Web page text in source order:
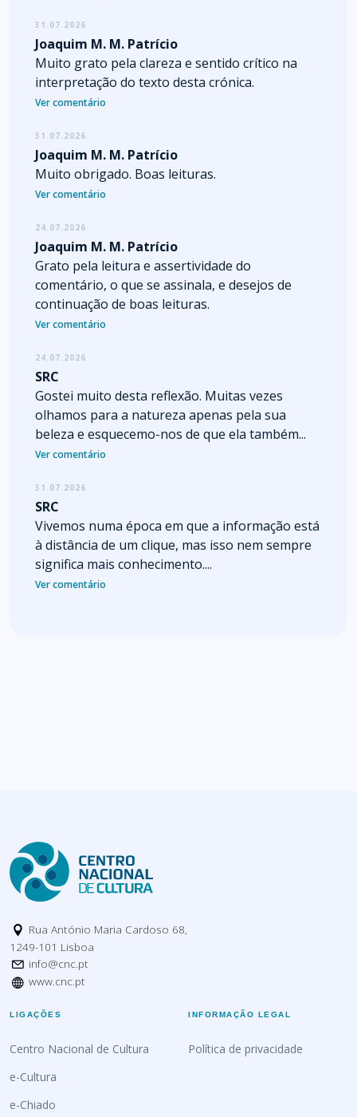
31.07.2026
Joaquim M. M. Patrício
Muito grato pela clareza e sentido crítico na
interpretação do texto desta crónica.
Ver comentário
31.07.2026
Joaquim M. M. Patrício
Muito obrigado. Boas leituras.
Ver comentário
24.07.2026
Joaquim M. M. Patrício
Grato pela leitura e assertividade do
comentário, o que se assinala, e desejos de
continuação de boas leituras.
Ver comentário
24.07.2026
SRC
Gostei muito desta reflexão. Muitas vezes
olhamos para a natureza apenas pela sua
beleza e esquecemo-nos de que ela também...
Ver comentário
31.07.2026
SRC
Vivemos numa época em que a informação está
à distância de um clique, mas isso nem sempre
significa mais conhecimento....
Ver comentário
Rua António Maria Cardoso 68,
1249-101 Lisboa
info@cnc.pt
www.cnc.pt
LIGAÇÕES
Centro Nacional de Cultura
e-Cultura
e-Chiado
INFORMAÇÃO LEGAL
Política de privacidade